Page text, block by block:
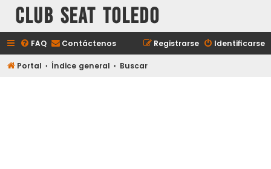
Club Seat Toledo
FAQ Contáctenos Identificarse
Registrarse
Portal Índice general Buscar